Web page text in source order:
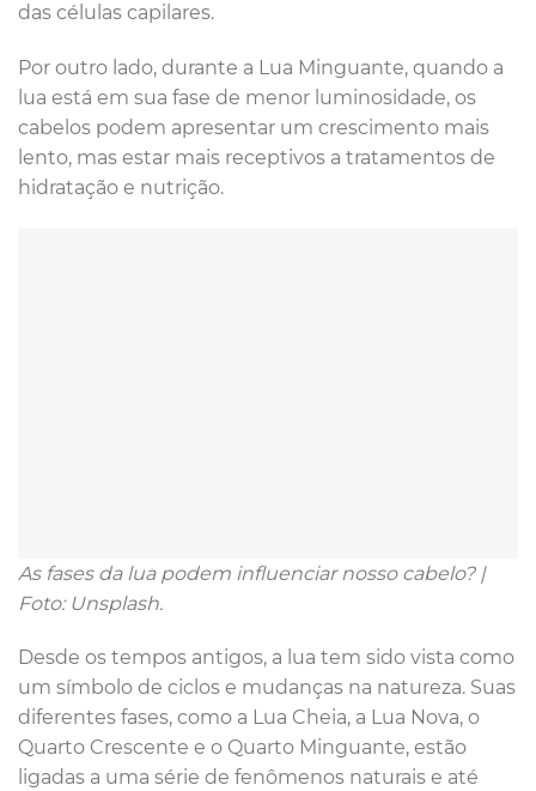
das células capilares.
Por outro lado, durante a Lua Minguante, quando a
lua está em sua fase de menor luminosidade, os
cabelos podem apresentar um crescimento mais
lento, mas estar mais receptivos a tratamentos de
hidratação e nutrição.
As fases da lua podem influenciar nosso cabelo? |
Foto: Unsplash.
Desde os tempos antigos, a lua tem sido vista como
um símbolo de ciclos e mudanças na natureza. Suas
diferentes fases, como a Lua Cheia, a Lua Nova, o
Quarto Crescente e o Quarto Minguante, estão
ligadas a uma série de fenômenos naturais e até